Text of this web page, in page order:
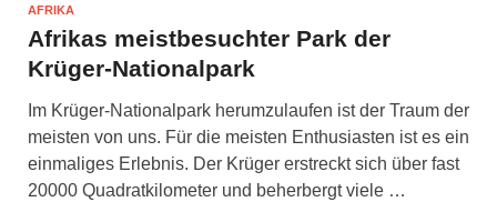
AFRIKA
Afrikas meistbesuchter Park der
Krüger-Nationalpark
Im Krüger-Nationalpark herumzulaufen ist der Traum der
meisten von uns. Für die meisten Enthusiasten ist es ein
einmaliges Erlebnis. Der Krüger erstreckt sich über fast
20000 Quadratkilometer und beherbergt viele …